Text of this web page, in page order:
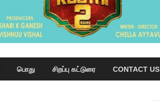
பொது சிறப்பு கட்டுரை CONTACT US